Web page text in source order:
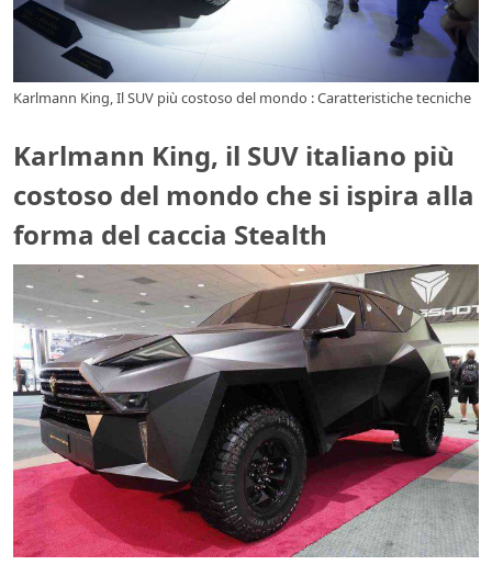
Karlmann King, Il SUV più costoso del mondo : Caratteristiche tecniche
Karlmann King, il SUV italiano più
costoso del mondo che si ispira alla
forma del caccia Stealth